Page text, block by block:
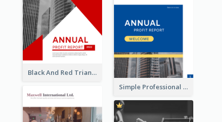
Black And Red Triangular Annual Report Design Ideas
Simple Professional Blue Business Report Design Ideas